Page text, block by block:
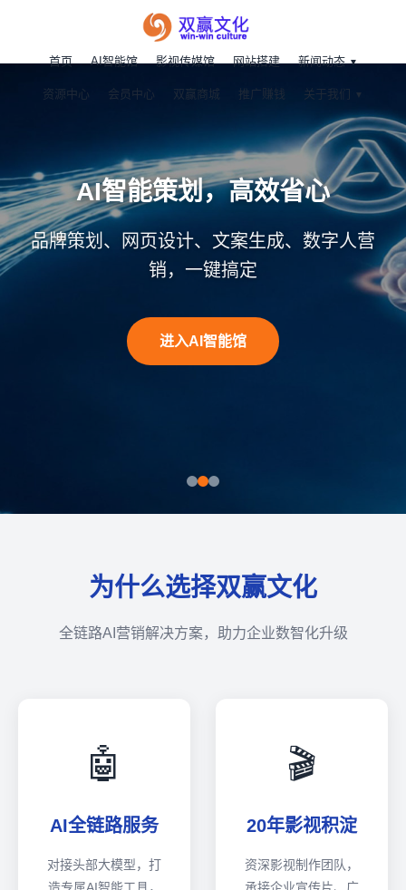
首页 AI智能馆 影视传媒馆 网站搭建 新闻动态
资源中心 会员中心 双赢商城 推广赚钱 关于我们
AI智能策划，高效省心
品牌策划、网页设计、文案生成、数字人营
销，一键搞定
进入AI智能馆
为什么选择双赢文化
全链路AI营销解决方案，助力企业数智化升级
🤖
AI全链路服务
对接头部大模型，打
🎬
20年影视积淀
资深影视制作团队，